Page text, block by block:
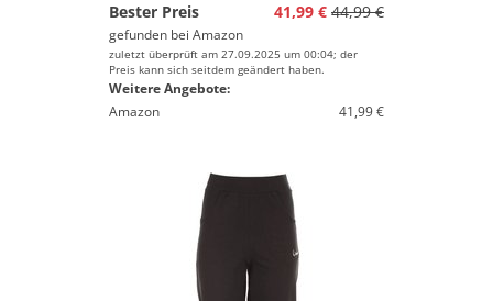
Bester Preis
41,99 € 44,99 €
gefunden bei Amazon
zuletzt überprüft am 27.09.2025 um 00:04; der
Preis kann sich seitdem geändert haben.
Weitere Angebote:
Amazon
41,99 €